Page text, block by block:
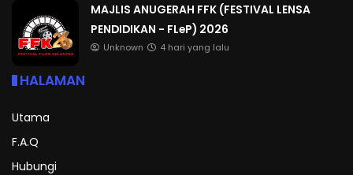
MAJLIS ANUGERAH FFK (FESTIVAL LENSA
PENDIDIKAN - FLeP) 2026
Unknown 4 hari yang lalu
HALAMAN
Utama
F.A.Q
Hubungi